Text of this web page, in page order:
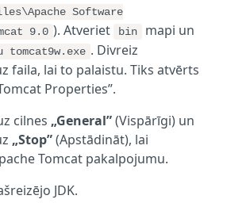
Software
9.0 ). Atveriet bin
mapi un
. Divreiz
faila, lai to palaistu. Tiks atvērts
Properties”.
cilnes „General”(Vispārīgi) un
„Stop”(Apstādināt), lai
Tomcat pakalpojumu.
JDK.